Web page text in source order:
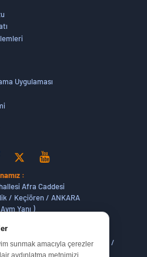
sunmak amacıyla çerezler
aydınlatma metnimizi
Uygulaması
:
Afra Caddesi
/ Keçiören / ANKARA
Yanı )
Binamız :
No:14 (06420) Bakanlıklar /